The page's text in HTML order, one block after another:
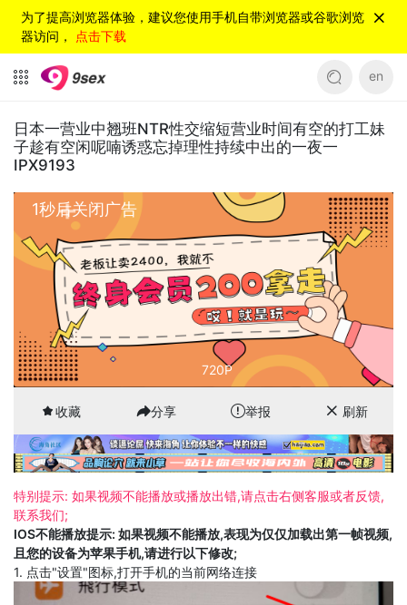
为了提高浏览器体验，建议您使用手机自带浏览器或谷歌浏览
器访问， 点击下载
en
日本一营业中翘班NTR性交缩短营业时间有空的打工妹
子趁有空闲呢喃诱惑忘掉理性持续中出的一夜一
IPX9193
00:00/30:01 720P
收藏 分享 举报 刷新
特别提示: 如果视频不能播放或播放出错,请点击右侧客服或者反馈,
联系我们;
IOS不能播放提示: 如果视频不能播放,表现为仅仅加载出第一帧视频,
且您的设备为苹果手机,请进行以下修改;
1. 点击"设置"图标,打开手机的当前网络连接